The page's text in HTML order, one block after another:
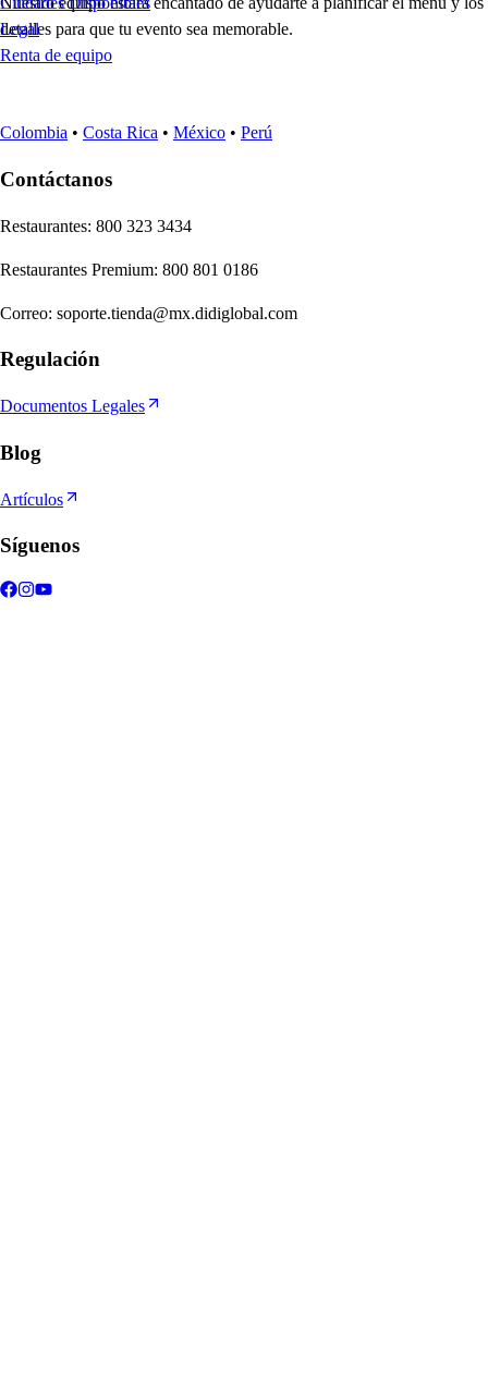
detalles para que tu evento sea memorable.
Legal
Renta de equipo
Colombia • Costa Rica • México • Perú
Contáctanos
Restaurantes: 800 323 3434
Restaurantes Premium: 800 801 0186
Correo: soporte.tienda@mx.didiglobal.com
Regulación
Documentos Legales
Blog
Artículos
Síguenos